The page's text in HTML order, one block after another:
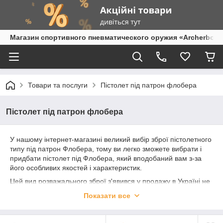
Магазин спортивного пневматического оружия
Товари та послуги Пістолет під патрон флобера
Пістолет під патрон флобера
У нашому інтернет-магазині великий вибір зброї пістолетного
типу під патрон Флобера, тому ви легко зможете вибрати і
придбати пістолет під Флобера, який вподобаний вам з-за
його особливих якостей і характеристик.
Цей вид розважального зброї з'явився у продажу в Україні не
урізноманітнити модельний ряд спортивної зброї під патрон
Показати все